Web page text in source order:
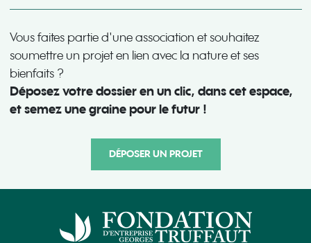
Vous faites partie d'une association et souhaitez
soumettre un projet en lien avec la nature et ses
bienfaits ?
Déposez votre dossier en un clic, dans cet espace,
et semez une graine pour le futur !
DÉPOSER UN PROJET